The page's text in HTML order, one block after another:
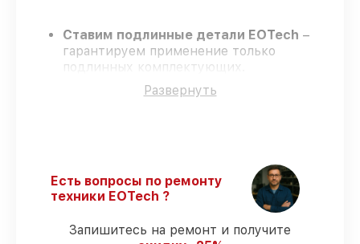
Ставим подлинные детали EOTech –
гарантируем применение только
подлинных комплектующих.
Опытные инженеры
жёсткий контроль знаний и навыков, что
оптического прицела EOTech 1-8x24 SFP
строго по договоренности.
Официальная гарантия
– все работы и
запчасти защищены сервисной
гарантией.
Развернуть
Есть вопросы по ремонту
техники EOTech ?
Запишитесь на ремонт и получите